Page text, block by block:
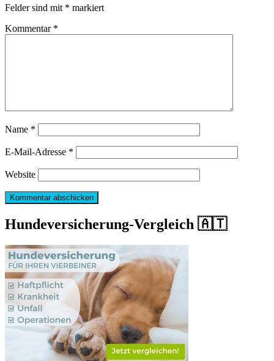
Felder sind mit * markiert
Kommentar *
Name *
E-Mail-Adresse *
Website
Hundeversicherung-Vergleich 🇦🇹